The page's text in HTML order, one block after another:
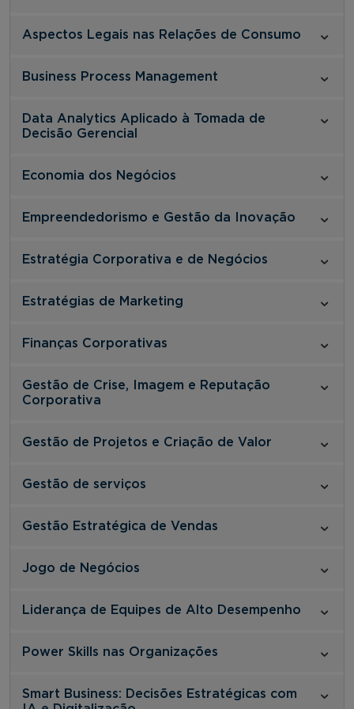
Aspectos Legais nas Relações de Consumo
Business Process Management
Data Analytics Aplicado à Tomada de
Decisão Gerencial
Economia dos Negócios
Empreendedorismo e Gestão da Inovação
Estratégia Corporativa e de Negócios
Estratégias de Marketing
Finanças Corporativas
Gestão de Crise, Imagem e Reputação
Corporativa
Gestão de Projetos e Criação de Valor
Gestão de serviços
Gestão Estratégica de Vendas
Jogo de Negócios
Liderança de Equipes de Alto Desempenho
Power Skills nas Organizações
Smart Business: Decisões Estratégicas com